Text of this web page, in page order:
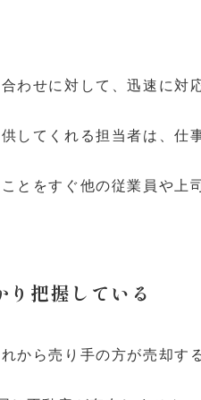
わせに対して、迅速に
してくれる担当者は、
とをすぐ他の従業員や
把握している
から売り手の方が売却